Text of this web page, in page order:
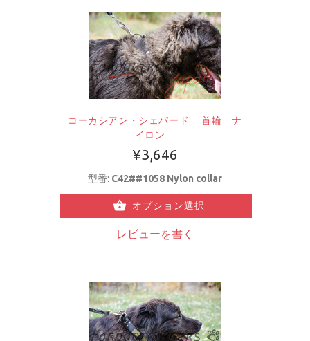
コーカシアン・シェパード 首輪 ナ
イロン
¥3,646
型番: C42##1058 Nylon collar
オプション選択
レビューを書く